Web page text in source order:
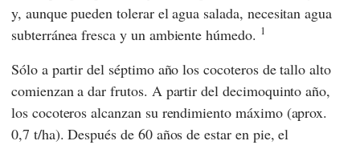
y, aunque pueden tolerar el agua salada, necesitan agua
subterránea fresca y un ambiente húmedo. 1
Sólo a partir del séptimo año los cocoteros de tallo alto
comienzan a dar frutos. A partir del decimoquinto año,
los cocoteros alcanzan su rendimiento máximo (aprox.
0,7 t/ha). Después de 60 años de estar en pie, el